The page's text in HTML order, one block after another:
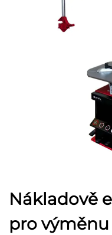
Nákladově
pro